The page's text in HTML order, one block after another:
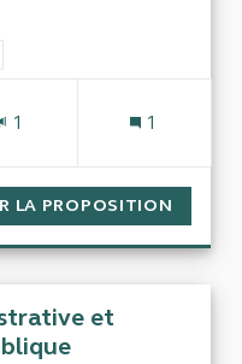
: Finances publiques &
1 1
LA PROPOSITION
et